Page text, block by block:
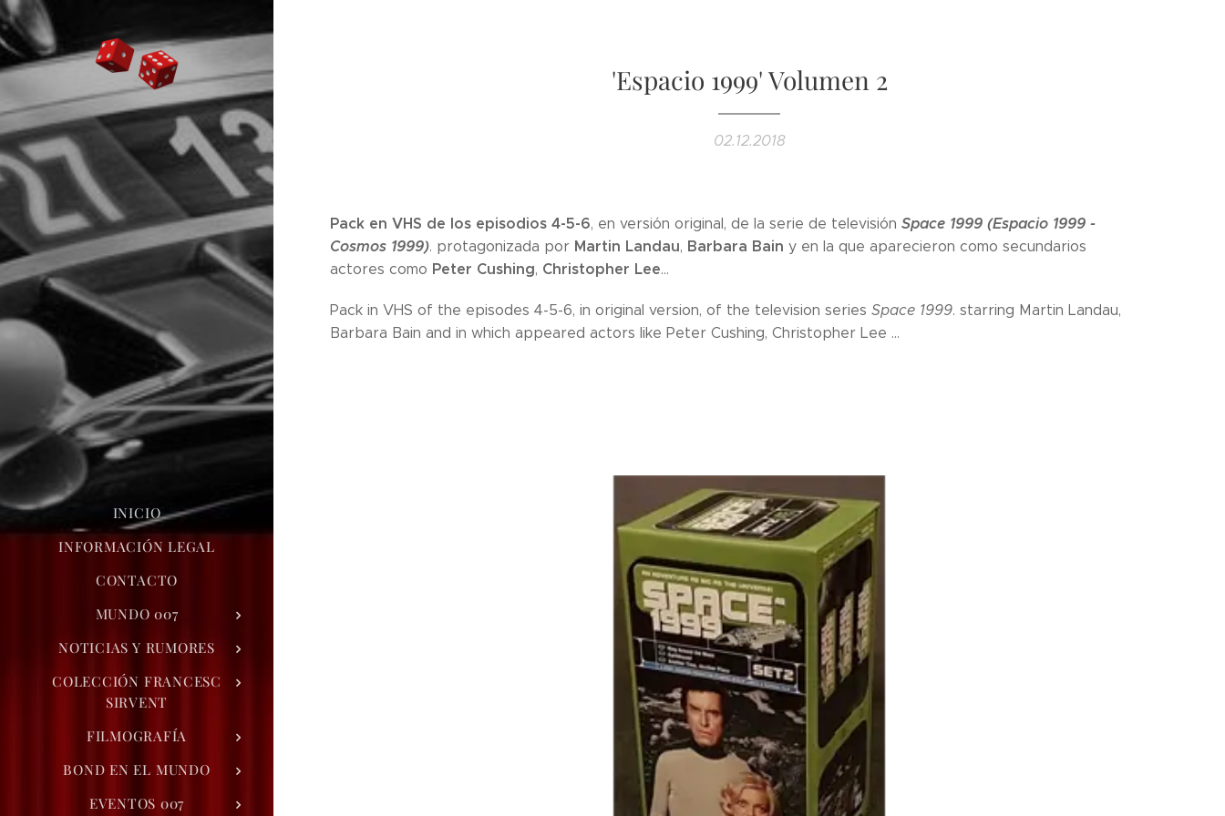
INICIO
INFORMACIÓN LEGAL
CONTACTO
MUNDO 007
NOTICIAS Y RUMORES
COLECCIÓN FRANCESC
SIRVENT
FILMOGRAFÍA
BOND EN EL MUNDO
EVENTOS 007
'Espacio 1999' Volumen 2
02.12.2018
Pack en VHS de los episodios 4-5-6, en versión original, de la serie de televisión Space 1999 (Espacio 1999 -
Cosmos 1999). protagonizada por Martin Landau, Barbara Bain y en la que aparecieron como secundarios
actores como Peter Cushing, Christopher Lee...
Pack in VHS of the episodes 4-5-6, in original version, of the television series Space 1999. starring Martin Landau,
Barbara Bain and in which appeared actors like Peter Cushing, Christopher Lee ...